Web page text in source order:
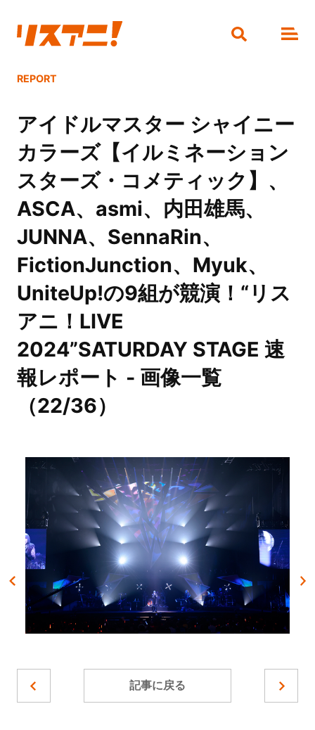
REPORT
アイドルマスター シャイニー
カラーズ【イルミネーション
スターズ・コメティック】、
ASCA、asmi、内田雄馬、
JUNNA、SennaRin、
FictionJunction、Myuk、
UniteUp!の9組が競演！“リス
アニ！LIVE
2024”SATURDAY STAGE 速
報レポート - 画像一覧
（22/36）
記事に戻る